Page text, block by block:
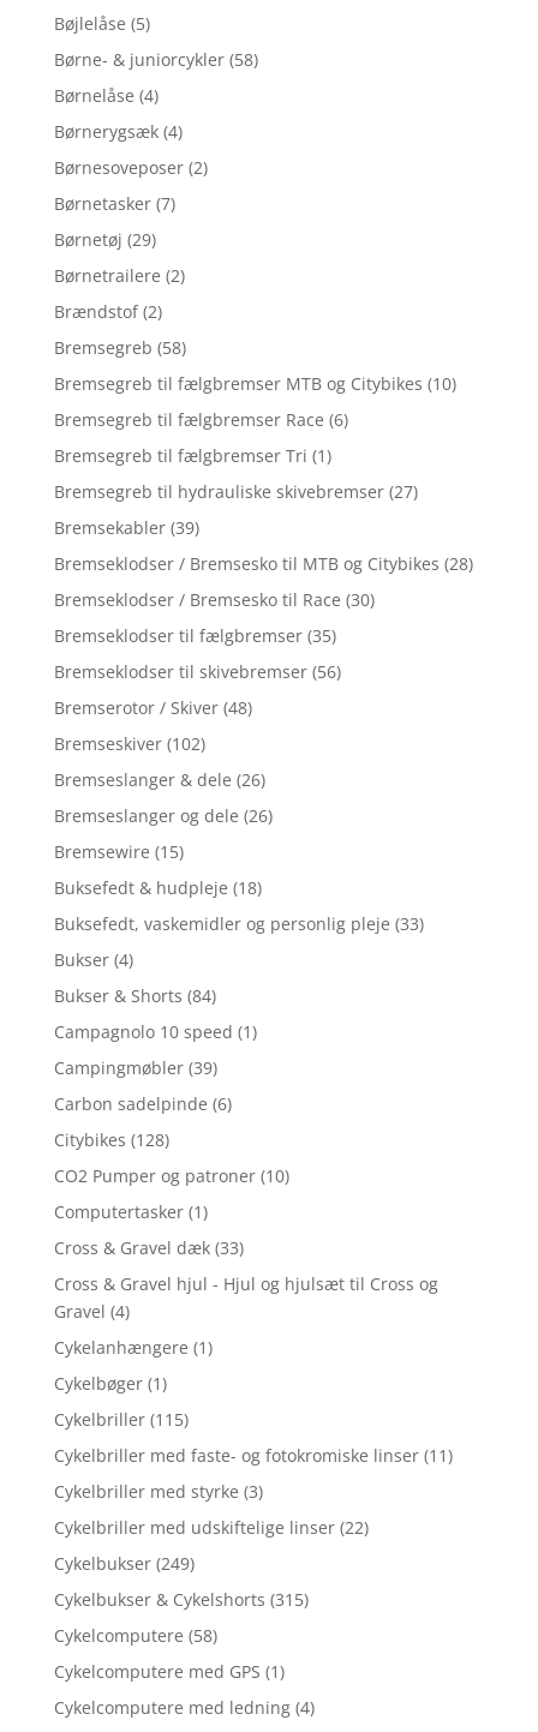
Bøjlelåse (5)
Børne- & juniorcykler (58)
Børnelåse (4)
Børnerygsæk (4)
Børnesoveposer (2)
Børnetasker (7)
Børnetøj (29)
Børnetrailere (2)
Brændstof (2)
Bremsegreb (58)
Bremsegreb til fælgbremser MTB og Citybikes (10)
Bremsegreb til fælgbremser Race (6)
Bremsegreb til fælgbremser Tri (1)
Bremsegreb til hydrauliske skivebremser (27)
Bremsekabler (39)
Bremseklodser / Bremsesko til MTB og Citybikes (28)
Bremseklodser / Bremsesko til Race (30)
Bremseklodser til fælgbremser (35)
Bremseklodser til skivebremser (56)
Bremserotor / Skiver (48)
Bremseskiver (102)
Bremseslanger & dele (26)
Bremseslanger og dele (26)
Bremsewire (15)
Buksefedt & hudpleje (18)
Buksefedt, vaskemidler og personlig pleje (33)
Bukser (4)
Bukser & Shorts (84)
Campagnolo 10 speed (1)
Campingmøbler (39)
Carbon sadelpinde (6)
Citybikes (128)
CO2 Pumper og patroner (10)
Computertasker (1)
Cross & Gravel dæk (33)
Cross & Gravel hjul - Hjul og hjulsæt til Cross og
Gravel (4)
Cykelanhængere (1)
Cykelbøger (1)
Cykelbriller (115)
Cykelbriller med faste- og fotokromiske linser (11)
Cykelbriller med styrke (3)
Cykelbriller med udskiftelige linser (22)
Cykelbukser (249)
Cykelbukser & Cykelshorts (315)
Cykelcomputere (58)
Cykelcomputere med GPS (1)
Cykelcomputere med ledning (4)